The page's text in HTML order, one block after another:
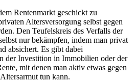
Rentenmarkt geschickt zu
Altersversorgung selbst gegen
Den Teufelskreis des Verfalls der
nur bekämpfen, indem man privat
absichert. Es gibt dabei
der Investition in Immobilien oder der
mit denen man aktiv etwas gegen
tun kann.